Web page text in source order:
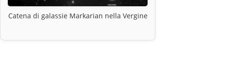
Catena di galassie Markarian nella Vergine